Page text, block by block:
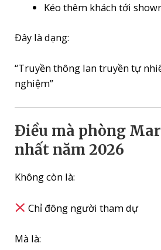
Kéo thêm khách tới
Đây là dạng:
“Truyền thông lan truyền tự
nghiệm”
Điều mà phòng
nhất năm 2026
Không còn là:
Chỉ đông người tham dự
Mà là: